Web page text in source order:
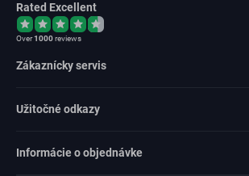
Rated Excellent
Over1000reviews
Zákaznícky servis
Užitočné odkazy
Informácie o objednávke